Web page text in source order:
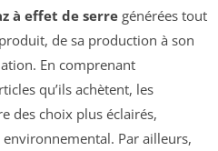
à effet de serre générées tout
de sa production à son
En comprenant
qu’ils achètent, les
des choix plus éclairés,
Par ailleurs,